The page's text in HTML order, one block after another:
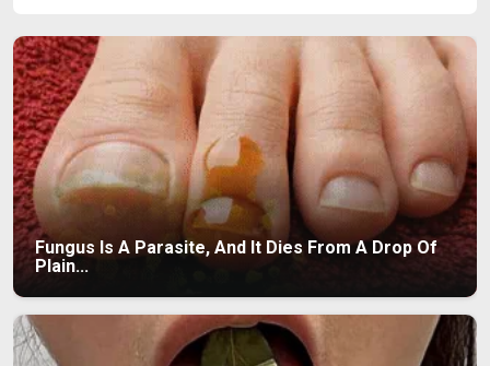
Fungus Is A Parasite, And It Dies From A Drop Of
Plain...